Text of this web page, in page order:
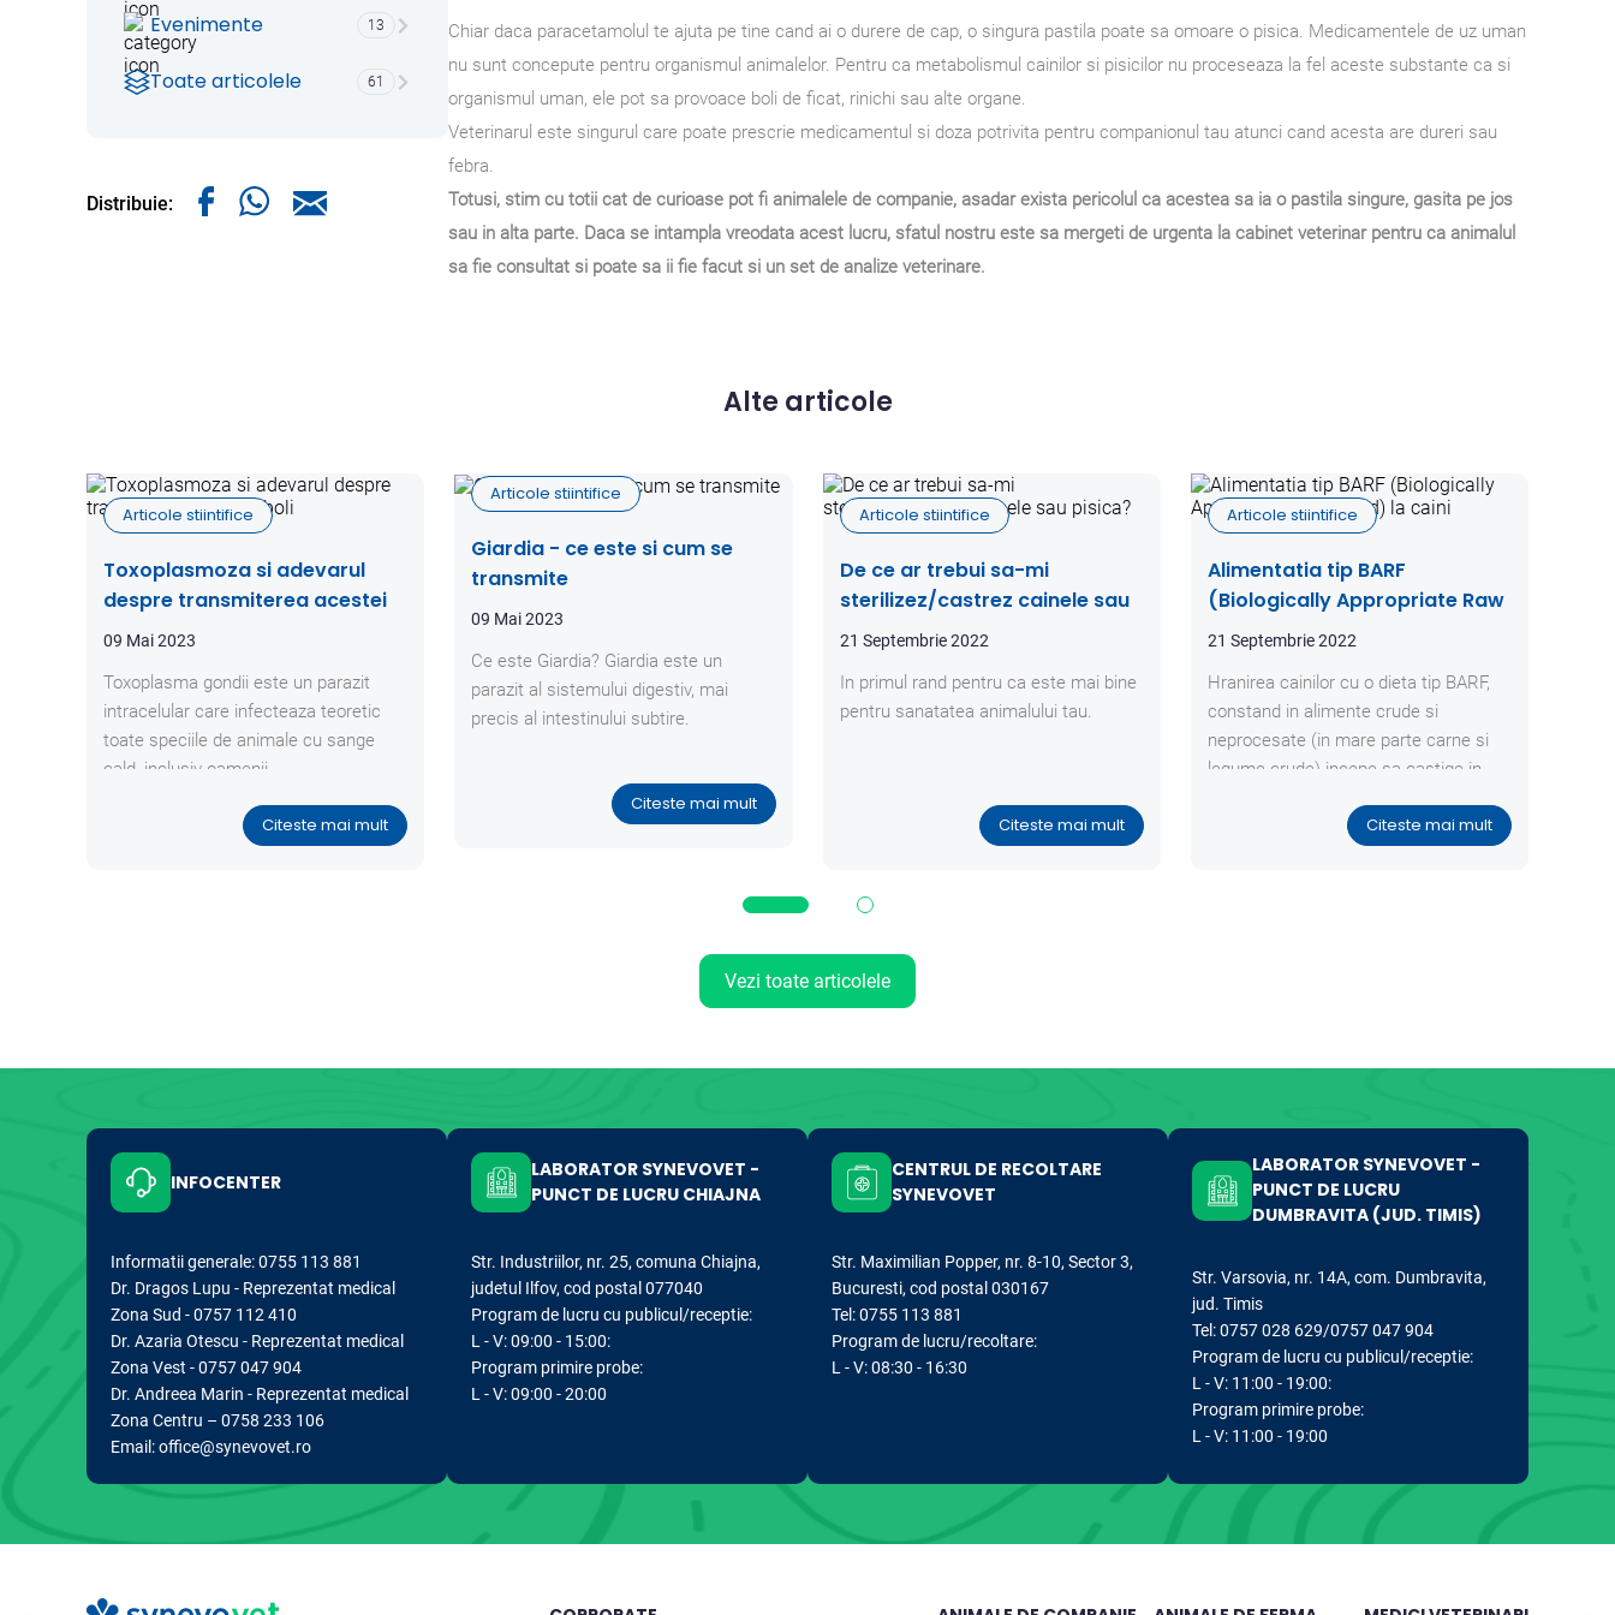
Evenimente 13
Toate articolele 61
Distribuie:
Chiar daca paracetamolul te ajuta pe tine cand ai o durere de cap, o singura pastila poate sa omoare o pisica. Medicamentele de uz uman
nu sunt concepute pentru organismul animalelor. Pentru ca metabolismul cainilor si pisicilor nu proceseaza la fel aceste substante ca si
organismul uman, ele pot sa provoace boli de ficat, rinichi sau alte organe.
Veterinarul este singurul care poate prescrie medicamentul si doza potrivita pentru companionul tau atunci cand acesta are dureri sau
febra.
Totusi, stim cu totii cat de curioase pot fi animalele de companie, asadar exista pericolul ca acestea sa ia o pastila singure, gasita pe jos
sau in alta parte. Daca se intampla vreodata acest lucru, sfatul nostru este sa mergeti de urgenta la cabinet veterinar pentru ca animalul
sa fie consultat si poate sa ii fie facut si un set de analize veterinare.
Alte articole
Articole stiintifice
Toxoplasmoza si adevarul
despre transmiterea acestei
boli
09 Mai 2023
Toxoplasma gondii este un parazit
intracelular care infecteaza teoretic
toate speciile de animale cu sange
cald, inclusiv oamenii.
Citeste mai mult
Articole stiintifice
Giardia - ce este si cum se
transmite
09 Mai 2023
Ce este Giardia? Giardia este un
parazit al sistemului digestiv, mai
precis al intestinului subtire.
Citeste mai mult
Articole stiintifice
De ce ar trebui sa-mi
sterilizez/castrez cainele sau
pisica?
21 Septembrie 2022
In primul rand pentru ca este mai bine
pentru sanatatea animalului tau.
Citeste mai mult
Articole stiintifice
Alimentatia tip BARF
(Biologically Appropriate Raw
Food) la caini
21 Septembrie 2022
Hranirea cainilor cu o dieta tip BARF,
constand in alimente crude si
neprocesate (in mare parte carne si
legume crude) incepe sa castige in
caini din Romania.
Citeste mai mult
Vezi toate articolele
INFOCENTER
Informatii generale: 0755 113 881
Dr. Dragos Lupu - Reprezentat medical
Zona Sud - 0757 112 410
Dr. Azaria Otescu - Reprezentat medical
Zona Vest - 0757 047 904
Dr. Andreea Marin - Reprezentat medical
Zona Centru – 0758 233 106
Email: office@synevovet.ro
LABORATOR SYNEVOVET -
PUNCT DE LUCRU CHIAJNA
Str. Industriilor, nr. 25, comuna Chiajna,
judetul Ilfov, cod postal 077040
Program de lucru cu publicul/receptie:
L - V: 09:00 - 15:00:
Program primire probe:
L - V: 09:00 - 20:00
CENTRUL DE RECOLTARE
SYNEVOVET
Str. Maximilian Popper, nr. 8-10, Sector 3,
Bucuresti, cod postal 030167
Tel: 0755 113 881
Program de lucru/recoltare:
L - V: 08:30 - 16:30
LABORATOR SYNEVOVET -
PUNCT DE LUCRU
DUMBRAVITA (JUD. TIMIS)
Str. Varsovia, nr. 14A, com. Dumbravita,
jud. Timis
Tel: 0757 028 629/0757 047 904
Program de lucru cu publicul/receptie:
L - V: 11:00 - 19:00:
Program primire probe:
L - V: 11:00 - 19:00